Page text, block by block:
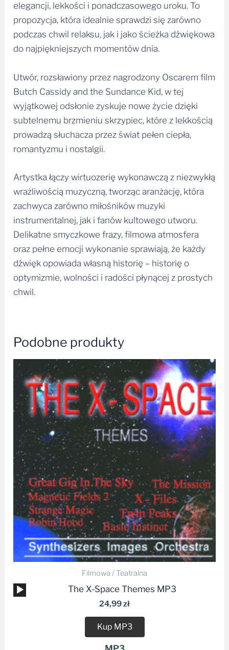
elegancji, lekkości i ponadczasowego uroku. To
propozycja, która idealnie sprawdzi się zarówno
podczas chwil relaksu, jak i jako ścieżka dźwiękowa
do najpiękniejszych momentów dnia.
Utwór, rozsławiony przez nagrodzony Oscarem film
Butch Cassidy and the Sundance Kid, w tej
wyjątkowej odsłonie zyskuje nowe życie dzięki
subtelnemu brzmieniu skrzypiec, które z lekkością
prowadzą słuchacza przez świat pełen ciepła,
romantyzmu i nostalgii.
Artystka łączy wirtuozerię wykonawczą z niezwykłą
wrażliwością muzyczną, tworząc aranżację, która
zachwyca zarówno miłośników muzyki
instrumentalnej, jak i fanów kultowego utworu.
Delikatne smyczkowe frazy, filmowa atmosfera
oraz pełne emocji wykonanie sprawiają, że każdy
dźwięk opowiada własną historię – historię o
optymizmie, wolności i radości płynącej z prostych
chwil.
Podobne produkty
Filmowa / Teatralna
Odtwarzacz
plików
The X-Space Themes MP3
24,99zł
Kup MP3